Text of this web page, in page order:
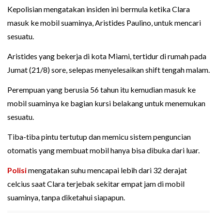
Kepolisian mengatakan insiden ini bermula ketika Clara
masuk ke mobil suaminya, Aristides Paulino, untuk mencari
sesuatu.
Aristides yang bekerja di kota Miami, tertidur di rumah pada
Jumat (21/8) sore, selepas menyelesaikan shift tengah malam.
Perempuan yang berusia 56 tahun itu kemudian masuk ke
mobil suaminya ke bagian kursi belakang untuk menemukan
sesuatu.
Tiba-tiba pintu tertutup dan memicu sistem penguncian
otomatis yang membuat mobil hanya bisa dibuka dari luar.
Polisimengatakan suhu mencapai lebih dari 32 derajat
celcius saat Clara terjebak sekitar empat jam di mobil
suaminya, tanpa diketahui siapapun.